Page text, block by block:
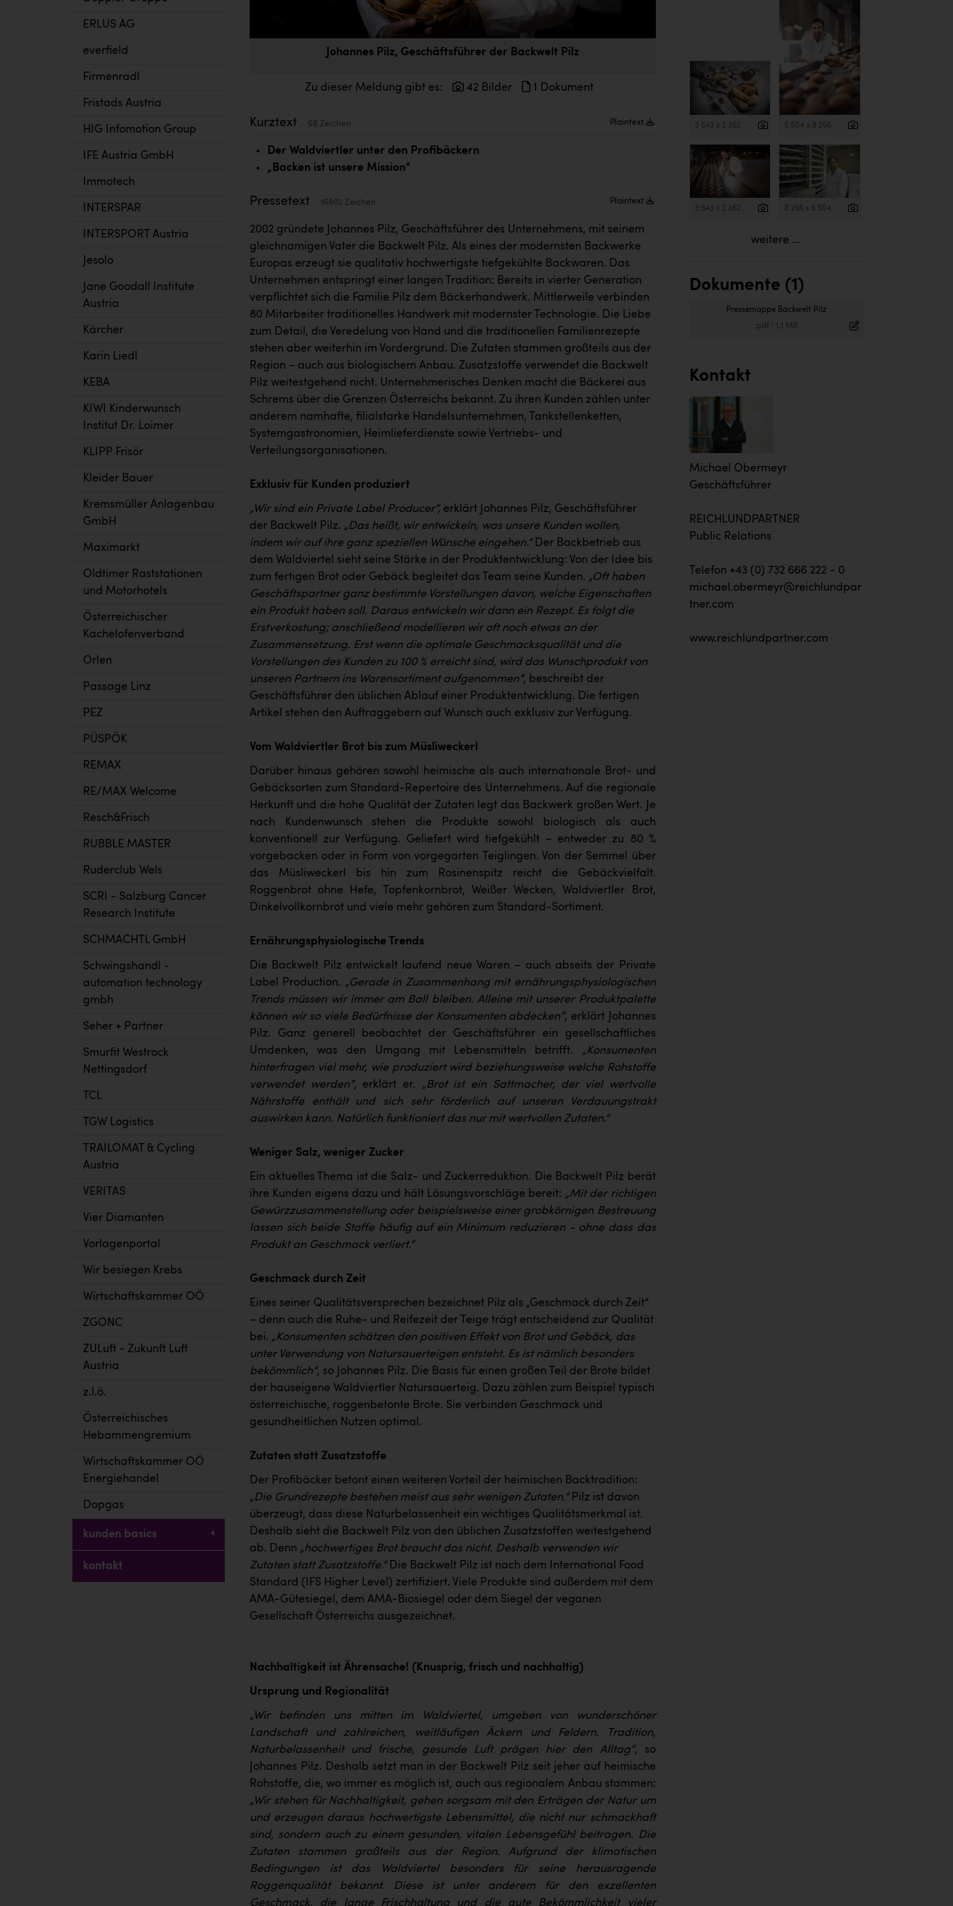
ERLUS AG
everfield
Firmenradl
Fristads Austria
HIG Infomotion Group
IFE Austria GmbH
Immotech
INTERSPAR
INTERSPORT Austria
Jesolo
Jane Goodall Institute
Austria
Kärcher
Karin Liedl
KEBA
KIWI Kinderwunsch
Institut Dr. Loimer
KLIPP Frisör
Kleider Bauer
Kremsmüller Anlagenbau
GmbH
Maximarkt
Oldtimer Raststationen
und Motorhotels
Österreichischer
Kachelofenverband
Orlen
Passage Linz
PEZ
PÜSPÖK
REMAX
RE/MAX Welcome
Resch&Frisch
RUBBLE MASTER
Ruderclub Wels
SCRI - Salzburg Cancer
Research Institute
SCHMACHTL GmbH
Schwingshandl -
automation technology
gmbh
Seher + Partner
Smurfit Westrock
Nettingsdorf
TCL
TGW Logistics
TRAILOMAT & Cycling
Austria
VERITAS
Vier Diamanten
Vorlagenportal
Wir besiegen Krebs
Wirtschaftskammer OÖ
ZGONC
ZULuft - Zukunft Luft
Austria
z.l.ö.
Österreichisches
Hebammengremium
Wirtschaftskammer OÖ
Energiehandel
Dopgas
kunden basics
kontakt
Johannes Pilz, Geschäftsführer der Backwelt Pilz
Zu dieser Meldung gibt es: 42 Bilder 1 Dokument
Kurztext 68 Zeichen Plaintext
Der Waldviertler unter den Profibäckern
„Backen ist unsere Mission“
Pressetext 16802 Zeichen Plaintext
2002 gründete Johannes Pilz, Geschäftsführer des Unternehmens, mit seinem
gleichnamigen Vater die Backwelt Pilz. Als eines der modernsten Backwerke
Europas erzeugt sie qualitativ hochwertigste tiefgekühlte Backwaren. Das
Unternehmen entspringt einer langen Tradition: Bereits in vierter Generation
verpflichtet sich die Familie Pilz dem Bäckerhandwerk. Mittlerweile verbinden
80 Mitarbeiter traditionelles Handwerk mit modernster Technologie. Die Liebe
zum Detail, die Veredelung von Hand und die traditionellen Familienrezepte
stehen aber weiterhin im Vordergrund. Die Zutaten stammen großteils aus der
Region – auch aus biologischem Anbau. Zusatzstoffe verwendet die Backwelt
Pilz weitestgehend nicht. Unternehmerisches Denken macht die Bäckerei aus
Schrems über die Grenzen Österreichs bekannt. Zu ihren Kunden zählen unter
anderem namhafte, filialstarke Handelsunternehmen, Tankstellenketten,
Systemgastronomien, Heimlieferdienste sowie Vertriebs- und
Verteilungsorganisationen.
Exklusiv für Kunden produziert
„Wir sind ein Private Label Producer“, erklärt Johannes Pilz, Geschäftsführer
der Backwelt Pilz. „Das heißt, wir entwickeln, was unsere Kunden wollen,
indem wir auf ihre ganz speziellen Wünsche eingehen.“Der Backbetrieb aus
dem Waldviertel sieht seine Stärke in der Produktentwicklung: Von der Idee bis
zum fertigen Brot oder Gebäck begleitet das Team seine Kunden. „Oft haben
Geschäftspartner ganz bestimmte Vorstellungen davon, welche Eigenschaften
ein Produkt haben soll. Daraus entwickeln wir dann ein Rezept. Es folgt die
Erstverkostung; anschließend modellieren wir oft noch etwas an der
Zusammensetzung. Erst wenn die optimale Geschmacksqualität und die
Vorstellungen des Kunden zu 100 % erreicht sind, wird das Wunschprodukt von
unseren Partnern ins Warensortiment aufgenommen“, beschreibt der
Geschäftsführer den üblichen Ablauf einer Produktentwicklung. Die fertigen
Artikel stehen den Auftraggebern auf Wunsch auch exklusiv zur Verfügung.
Vom Waldviertler Brot bis zum Müsliweckerl
Darüber hinaus gehören sowohl heimische als auch internationale Brot- und
Gebäcksorten zum Standard-Repertoire des Unternehmens. Auf die regionale
Herkunft und die hohe Qualität der Zutaten legt das Backwerk großen Wert. Je
nach Kundenwunsch stehen die Produkte sowohl biologisch als auch
konventionell zur Verfügung. Geliefert wird tiefgekühlt – entweder zu 80 %
vorgebacken oder in Form von vorgegarten Teiglingen. Von der Semmel über
das Müsliweckerl bis hin zum Rosinenspitz reicht die Gebäckvielfalt.
Roggenbrot ohne Hefe, Topfenkornbrot, Weißer Wecken, Waldviertler Brot,
Dinkelvollkornbrot und viele mehr gehören zum Standard-Sortiment.
Ernährungsphysiologische Trends
Die Backwelt Pilz entwickelt laufend neue Waren – auch abseits der Private
Label Production. „Gerade in Zusammenhang mit ernährungsphysiologischen
Trends müssen wir immer am Ball bleiben. Alleine mit unserer Produktpalette
können wir so viele Bedürfnisse der Konsumenten abdecken“, erklärt Johannes
Pilz. Ganz generell beobachtet der Geschäftsführer ein gesellschaftliches
Umdenken, was den Umgang mit Lebensmitteln betrifft. „Konsumenten
hinterfragen viel mehr, wie produziert wird beziehungsweise welche Rohstoffe
verwendet werden“, erklärt er. „Brot ist ein Sattmacher, der viel wertvolle
Nährstoffe enthält und sich sehr förderlich auf unseren Verdauungstrakt
auswirken kann. Natürlich funktioniert das nur mit wertvollen Zutaten.“
Weniger Salz, weniger Zucker
Ein aktuelles Thema ist die Salz- und Zuckerreduktion. Die Backwelt Pilz berät
ihre Kunden eigens dazu und hält Lösungsvorschläge bereit: „Mit der richtigen
Gewürzzusammenstellung oder beispielsweise einer grobkörnigen Bestreuung
lassen sich beide Stoffe häufig auf ein Minimum reduzieren - ohne dass das
Produkt an Geschmack verliert.“
Geschmack durch Zeit
Eines seiner Qualitätsversprechen bezeichnet Pilz als „Geschmack durch Zeit“
– denn auch die Ruhe- und Reifezeit der Teige trägt entscheidend zur Qualität
bei. „Konsumenten schätzen den positiven Effekt von Brot und Gebäck, das
unter Verwendung von Natursauerteigen entsteht. Es ist nämlich besonders
bekömmlich“, so Johannes Pilz. Die Basis für einen großen Teil der Brote bildet
der hauseigene Waldviertler Natursauerteig. Dazu zählen zum Beispiel typisch
österreichische, roggenbetonte Brote. Sie verbinden Geschmack und
gesundheitlichen Nutzen optimal.
Zutaten statt Zusatzstoffe
Der Profibäcker betont einen weiteren Vorteil der heimischen Backtradition:
„Die Grundrezepte bestehen meist aus sehr wenigen Zutaten.“Pilz ist davon
überzeugt, dass diese Naturbelassenheit ein wichtiges Qualitätsmerkmal ist.
Deshalb sieht die Backwelt Pilz von den üblichen Zusatzstoffen weitestgehend
ab. Denn „hochwertiges Brot braucht das nicht. Deshalb verwenden wir
Zutaten statt Zusatzstoffe.“Die Backwelt Pilz ist nach dem International Food
Standard (IFS Higher Level) zertifiziert. Viele Produkte sind außerdem mit dem
AMA-Gütesiegel, dem AMA-Biosiegel oder dem Siegel der veganen
Gesellschaft Österreichs ausgezeichnet.
Nachhaltigkeit ist Ährensache! (Knusprig, frisch und nachhaltig)
Ursprung und Regionalität
„Wir befinden uns mitten im Waldviertel, umgeben von wunderschöner
Landschaft und zahlreichen, weitläufigen Äckern und Feldern. Tradition,
Naturbelassenheit und frische, gesunde Luft prägen hier den Alltag“, so
Johannes Pilz. Deshalb setzt man in der Backwelt Pilz seit jeher auf heimische
Rohstoffe, die, wo immer es möglich ist, auch aus regionalem Anbau stammen:
„Wir stehen für Nachhaltigkeit, gehen sorgsam mit den Erträgen der Natur um
und erzeugen daraus hochwertigste Lebensmittel, die nicht nur schmackhaft
sind, sondern auch zu einem gesunden, vitalen Lebensgefühl beitragen. Die
Zutaten stammen großteils aus der Region. Aufgrund der klimatischen
Bedingungen ist das Waldviertel besonders für seine herausragende
Roggenqualität bekannt. Diese ist unter anderem für den exzellenten
Geschmack, die lange Frischhaltung und die gute Bekömmlichkeit vieler
3 543 x 2 362 5 504 x 8 256
3 543 x 2 362 8 256 x 5 504
weitere ...
Dokumente (1)
Pressemappe Backwelt Pilz
.pdf 1,1 MB
Kontakt
Michael Obermeyr
Geschäftsführer
REICHLUNDPARTNER
Public Relations
Telefon +43 (0) 732 666 222 - 0
michael.obermeyr@reichlundpar
tner.com
www.reichlundpartner.com